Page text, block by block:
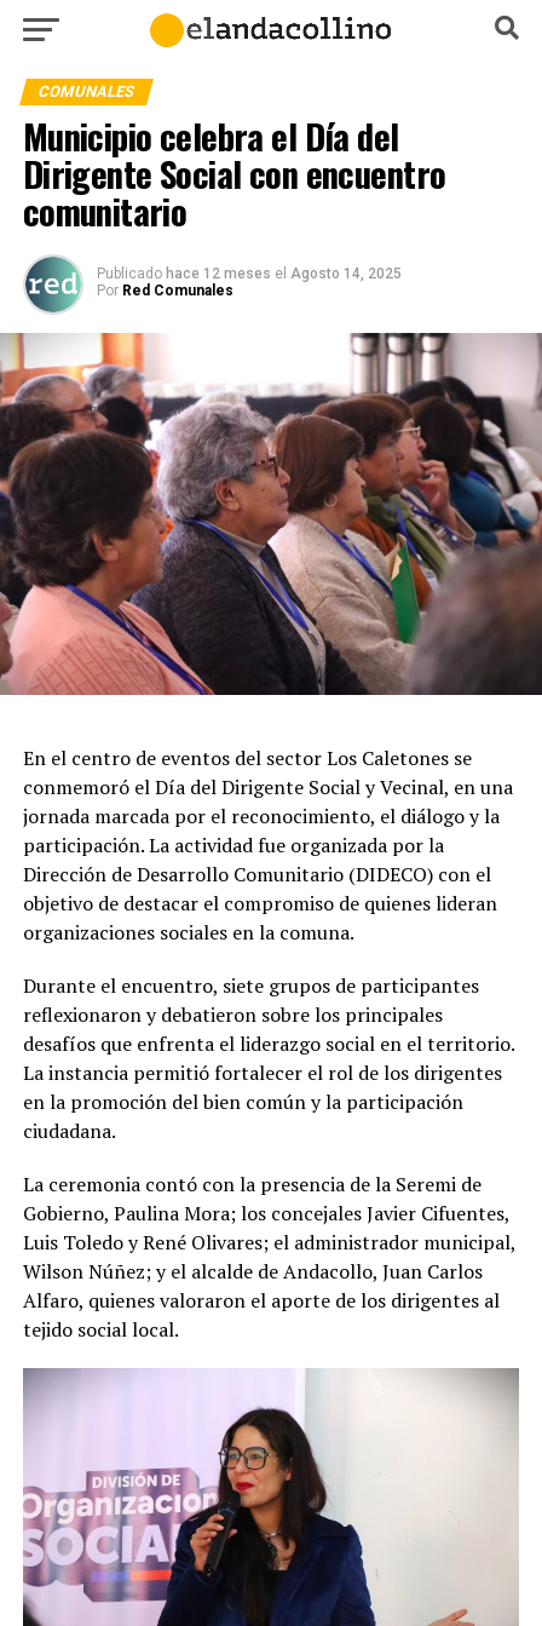
COMUNALES
Municipio celebra el Día del
Dirigente Social con encuentro
comunitario
Publicado hace 12 meses el Agosto 14, 2025
Por Red Comunales
En el centro de eventos del sector Los Caletones se
conmemoró el Día del Dirigente Social y Vecinal, en una
jornada marcada por el reconocimiento, el diálogo y la
participación. La actividad fue organizada por la
Dirección de Desarrollo Comunitario (DIDECO) con el
objetivo de destacar el compromiso de quienes lideran
organizaciones sociales en la comuna.
Durante el encuentro, siete grupos de participantes
reflexionaron y debatieron sobre los principales
desafíos que enfrenta el liderazgo social en el territorio.
La instancia permitió fortalecer el rol de los dirigentes
en la promoción del bien común y la participación
ciudadana.
La ceremonia contó con la presencia de la Seremi de
Gobierno, Paulina Mora; los concejales Javier Cifuentes,
Luis Toledo y René Olivares; el administrador municipal,
Wilson Núñez; y el alcalde de Andacollo, Juan Carlos
Alfaro, quienes valoraron el aporte de los dirigentes al
tejido social local.